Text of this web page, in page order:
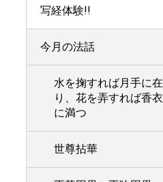
写経体験!!
今月の法話
水を掬すれば月手に在
り、花を弄すれば香衣
に満つ
世尊拈華